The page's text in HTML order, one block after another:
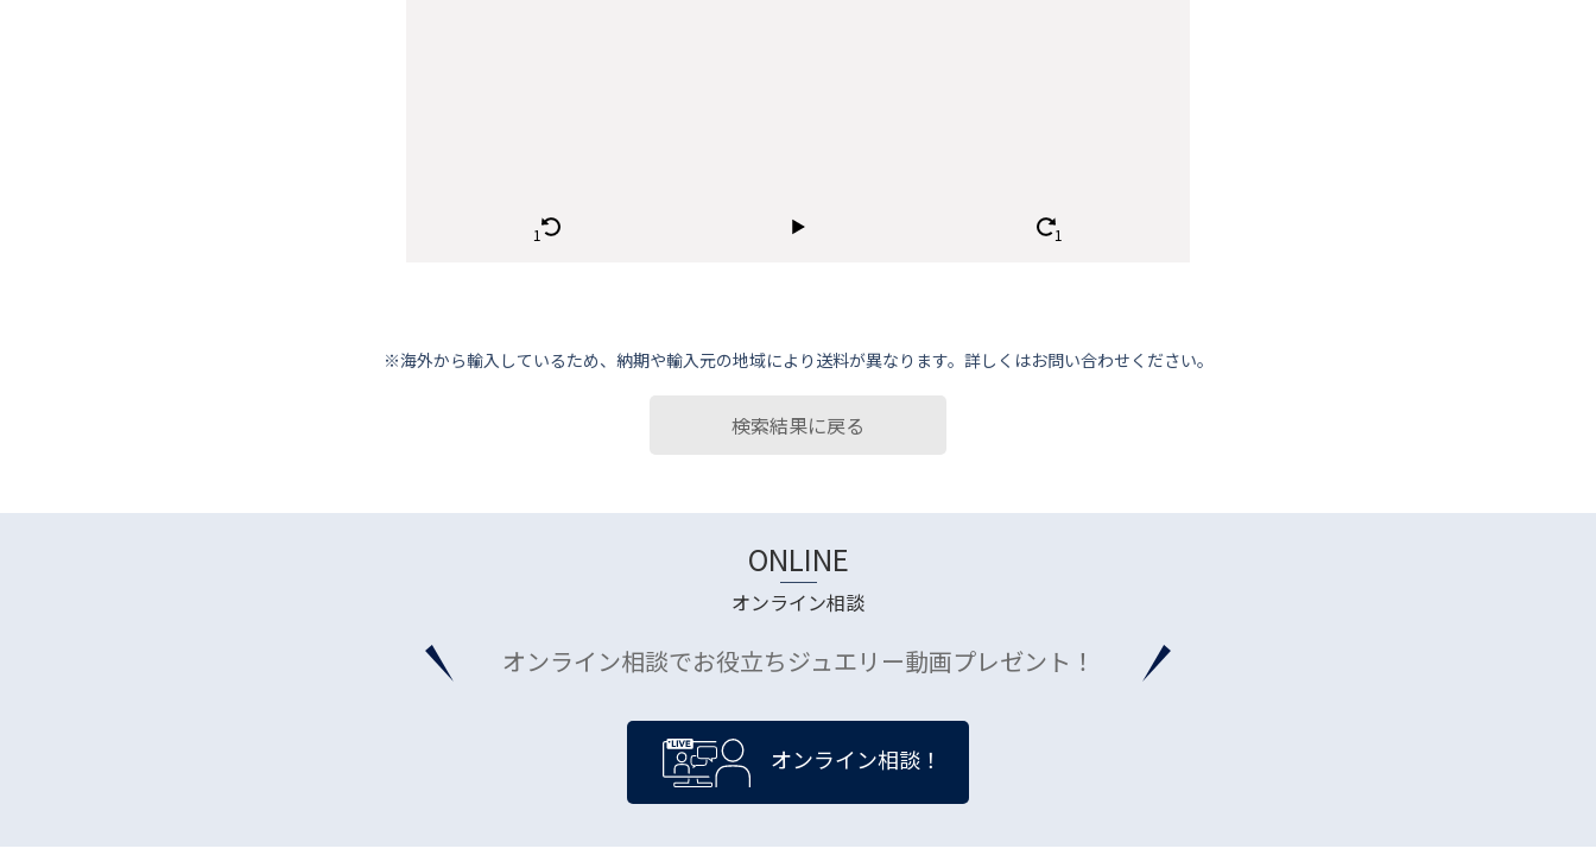
※海外から輸⼊しているため、納期や輸⼊元の地域により送料が異なります。詳しくはお問い合わせください。
検索結果に戻る
ONLINE
オンライン相談
オンライン相談でお役立ちジュエリー動画プレゼント！
オンライン相談！